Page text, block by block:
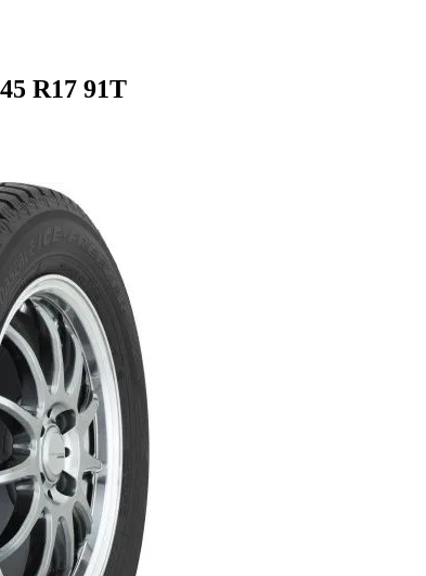
R17 91T